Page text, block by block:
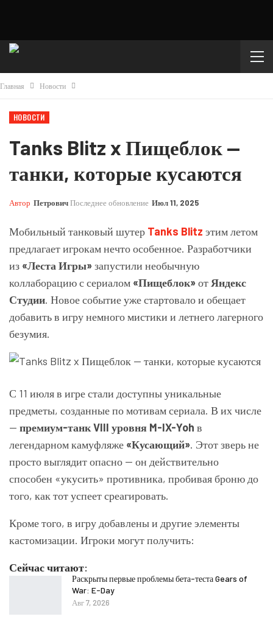
Главная Новости
НОВОСТИ
Tanks Blitz x Пищеблок —
танки, которые кусаются
Автор ПетровичПоследнее обновление Июл 11, 2025
Мобильный танковый шутер Tanks Blitz этим летом
предлагает игрокам нечто особенное. Разработчики
из «Леста Игры» запустили необычную
коллаборацию с сериалом «Пищеблок»от Яндекс
Студии. Новое событие уже стартовало и обещает
добавить в игру немного мистики и летнего лагерного
безумия.
С 11 июля в игре стали доступны уникальные
предметы, созданные по мотивам сериала. В их числе
— премиум-танк VIII уровня M-IX-Yoh в
легендарном камуфляже «Кусающий». Этот зверь не
просто выглядит опасно — он действительно
способен «укусить» противника, пробивая броню до
того, как тот успеет среагировать.
Кроме того, в игру добавлены и другие элементы
кастомизации. Игроки могут получить:
Сейчас читают:
Раскрыты первые проблемы бета-теста Gears of
War: E-Day
Авг 7, 2026